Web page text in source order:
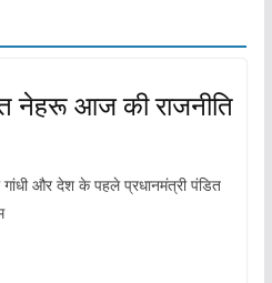
नेहरू आज की राजनीति
और देश के पहले प्रधानमंत्री पंडित